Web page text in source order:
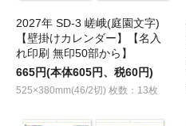
2027年 SD-3 嵯峨(庭園文字)
【壁掛けカレンダー】【名入
れ印刷 無印50部から】
665円(本体605円、税60円)
525×380mm(46/2切) 枚数：13枚